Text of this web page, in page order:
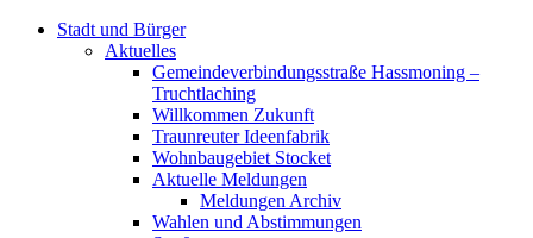
Stadt und Bürger
Aktuelles
Gemeindeverbindungsstraße Hassmoning –
Truchtlaching
Willkommen Zukunft
Traunreuter Ideenfabrik
Wohnbaugebiet Stocket
Aktuelle Meldungen
Meldungen Archiv
Wahlen und Abstimmungen